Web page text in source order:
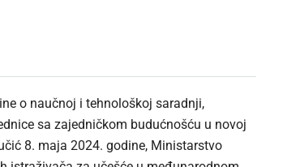
o naučnoj i tehnološkoj saradnji,
sa zajedničkom budućnošću u novoj
8. maja 2024. godine, Ministarstvo